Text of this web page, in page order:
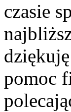
czasie
pomoc